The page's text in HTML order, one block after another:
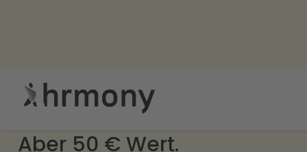
Aber 50 € Wert.